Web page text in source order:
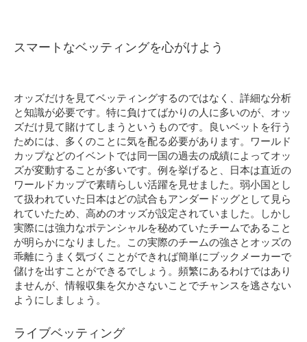
スマートなベッティングを心がけよう
オッズだけを見てベッティングするのではなく、詳細な分析
と知識が必要です。特に負けてばかりの人に多いのが、オッ
ズだけ見て賭けてしまうというものです。良いベットを行う
ためには、多くのことに気を配る必要があります。ワールド
カップなどのイベントでは同一国の過去の成績によってオッ
ズが変動することが多いです。例を挙げると、日本は直近の
ワールドカップで素晴らしい活躍を見せました。弱小国とし
て扱われていた日本はどの試合もアンダードッグとして見ら
れていたため、高めのオッズが設定されていました。しかし
実際には強力なポテンシャルを秘めていたチームであること
が明らかになりました。この実際のチームの強さとオッズの
乖離にうまく気づくことができれば簡単にブックメーカーで
儲けを出すことができるでしょう。頻繁にあるわけではあり
ませんが、情報収集を欠かさないことでチャンスを逃さない
ようにしましょう。
ライブベッティング